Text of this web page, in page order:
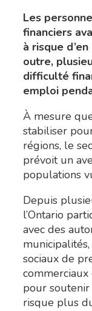
Les
financiers
à risque
outre,
difficulté
emploi
À mesure
stabiliser
régions, le
prévoit un
populations
Depuis
l’Ontario
avec des
sociaux de
pour
risque plus